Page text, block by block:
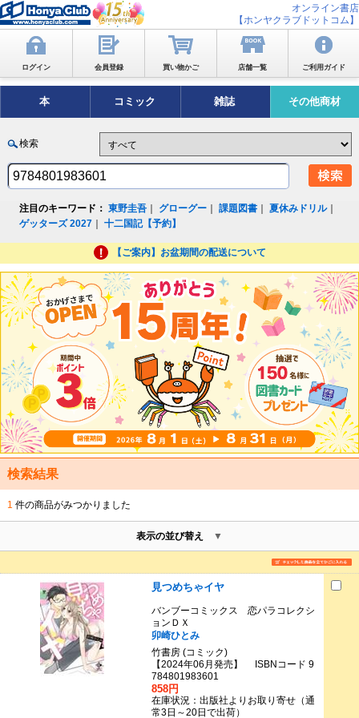
オンライン書店
【ホンヤクラブドットコム】
ログイン 会員登録 買い物かご 店舗一覧 ご利用ガイド
本 コミック 雑誌 その他商材
検索
注目のキーワード： 東野圭吾 グローグー ｜課題図書 ｜夏休みドリル｜
ゲッターズ 2027 ｜十二国記【予約】
【ご案内】お盆期間の配送について
検索結果
1 件の商品がみつかりました
表示の並び替え
見つめちゃイヤ
バンブーコミックス 恋パラコレクシ
ョンＤＸ
卯崎ひとみ
竹書房 (コミック)
【2024年06月発売】 ISBNコード 9
784801983601
858円
在庫状況：出版社よりお取り寄せ（通
常3日～20日で出荷）